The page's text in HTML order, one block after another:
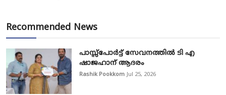
Recommended News
പാസ്സ്‌പോർട്ട് സേവനത്തിൽ ടി എ
ഷാജഹാന് ആദരം
Rashik Pookkom Jul 25, 2026